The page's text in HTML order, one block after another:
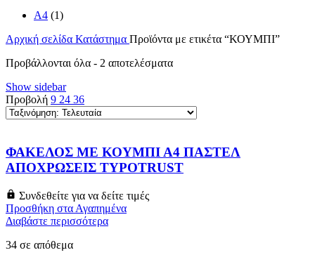
A4 (1)
Αρχική σελίδα Κατάστημα Προϊόντα με ετικέτα “ΚΟΥΜΠΙ”
Προβάλλονται όλα - 2 αποτελέσματαSorted
Show sidebar
Προβολή 9 24 36
ΦΑΚΕΛΟΣ ΜΕ ΚΟΥΜΠΙ Α4 ΠΑΣΤΕΛ
ΑΠΟΧΡΩΣΕΙΣ TYPOTRUST
Συνδεθείτε για να δείτε τιμές
Προσθήκη στα Αγαπημένα
Διαβάστε περισσότερα
34 σε απόθεμα